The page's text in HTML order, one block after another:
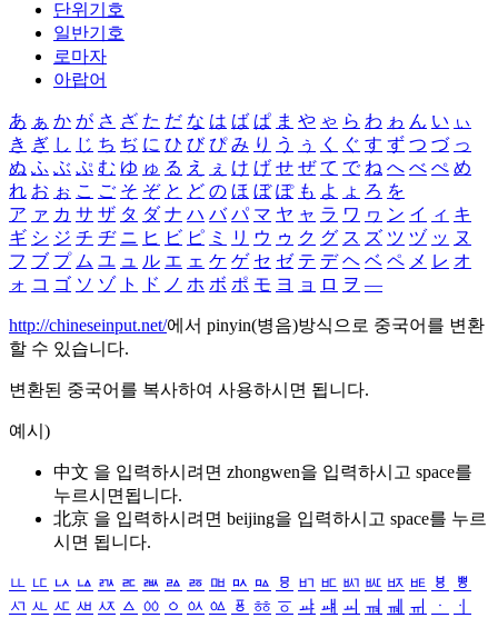
단위기호
일반기호
로마자
아랍어
あ ぁ か が さ ざ た だ な は ば ぱ ま や ゃ ら わ ゎ ん い ぃ
き ぎ し じ ち ぢ に ひ び ぴ み り う ぅ く ぐ す ず つ づ っ
ぬ ふ ぶ ぷ む ゆ ゅ る え ぇ け げ せ ぜ て で ね へ べ ぺ め
れ お ぉ こ ご そ ぞ と ど の ほ ぼ ぽ も よ ょ ろ を
ア ァ カ サ ザ タ ダ ナ ハ バ パ マ ヤ ャ ラ ワ ヮ ン イ ィ キ
ギ シ ジ チ ヂ ニ ヒ ビ ピ ミ リ ウ ゥ ク グ ス ズ ツ ヅ ッ ヌ
フ ブ プ ム ユ ュ ル エ ェ ケ ゲ セ ゼ テ デ ヘ ベ ペ メ レ オ
ォ コ ゴ ソ ゾ ト ド ノ ホ ボ ポ モ ヨ ョ ロ ヲ ―
http://chineseinput.net/에서 pinyin(병음)방식으로 중국어를 변환
할 수 있습니다.
변환된 중국어를 복사하여 사용하시면 됩니다.
예시)
中文 을 입력하시려면 zhongwen을 입력하시고 space를
누르시면됩니다.
北京 을 입력하시려면 beijing을 입력하시고 space를 누르
시면 됩니다.
ㅥ ㅦ ㅧ ㅨ ㅩ ㅪ ㅫ ㅬ ㅭ ㅮ ㅯ ㅰ ㅱ ㅲ ㅳ ㅴ ㅵ ㅶ ㅷ ㅸ
ㅹ
ㅺ ㅻ ㅼ ㅽ ㅾ ㅿ ㆀ ㆁ ㆂ ㆃ ㆄ ㆅ ㆆ ㆇ ㆈ ㆉ ㆊ ㆋ ㆌ ㆍ
ㆎ